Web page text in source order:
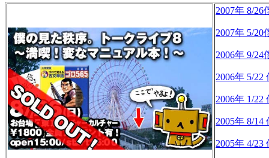
2007年 8/
2007年 5/
2006年 9/
2006年 5/
2006年 1/
2005年 8/
2005年 4/